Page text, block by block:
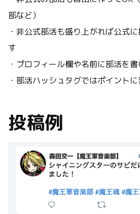
部など）
・非公式部活も盛り上がれば公式
す
・ プロフィール欄や名前に部活を書
・ 部活ハッシュタグではポイント
投稿例